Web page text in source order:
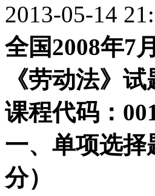
2013-05-14
全国2008年7
《劳动法》
课程代码：
一、单项选择
分）